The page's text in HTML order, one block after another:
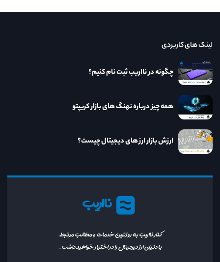
نااریب
کنار نااریب به روزترین خدمات و مطالب مرتبط
با دنیای ارز دیجیتال را در اختیار خواهید داشت.
لینک های کاربردی
چگونه در نااریب ثبت نام کنیم؟
همه چیز درباره نهنگ های بازار کریپتو
ارزش بازار ارز های دیجیتال چیست؟